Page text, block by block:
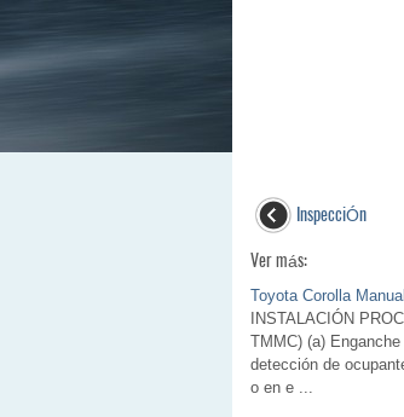
InspecciÓn
Ver más:
Toyota Corolla
INSTALACIÓN
TMMC) (a)
detección de
o en e ...